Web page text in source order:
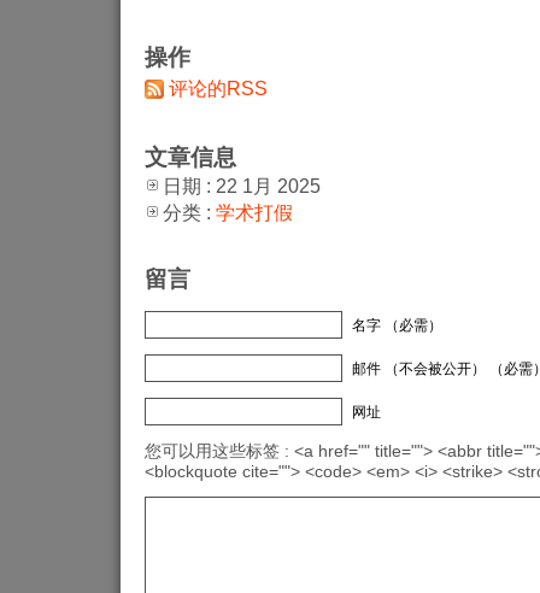
操作
评论的RSS
文章信息
日期 : 22 1月 2025
分类 : 学术打假
留言
名字 （必需）
邮件 （不会被公开） （必需
网址
您可以用这些标签 : <a href="" title=""> <abbr
<blockquote cite=""> <code> <em> <i> <strike>